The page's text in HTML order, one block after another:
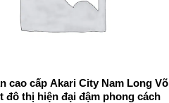
cao cấp Akari City Nam Long Võ
đô thị hiện đại đậm phong cách